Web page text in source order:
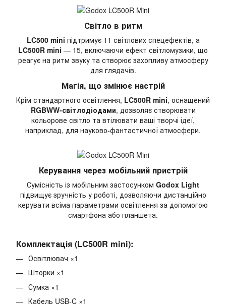
Світло в ритм
LC500 mini підтримує 11 світлових спецефектів, а
LC500R mini — 15, включаючи ефект світломузики, що
реагує на ритм звуку та створює захопливу атмосферу
для глядачів.
Магія, що змінює настрій
Крім стандартного освітлення, LC500R mini, оснащений
RGBWW-світлодіодами, дозволяє створювати
кольорове світло та втілювати ваші творчі ідеї,
наприклад, для науково-фантастичної атмосфери.
Керування через мобільний пристрій
Сумісність із мобільним застосунком Godox Light
підвищує зручність у роботі, дозволяючи дистанційно
керувати всіма параметрами освітлення за допомогою
смартфона або планшета.
Комплектація (LC500R mini):
Освітлювач ×1
Шторки ×1
Сумка ×1
Кабель USB-C ×1